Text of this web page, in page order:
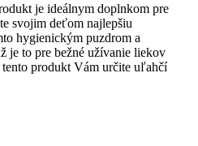
je ideálnym doplnkom pre
svojim deťom najlepšiu
hygienickým puzdrom a
je to pre bežné užívanie liekov
produkt Vám určite uľahčí